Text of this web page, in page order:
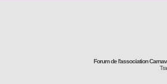
Forum de l'association